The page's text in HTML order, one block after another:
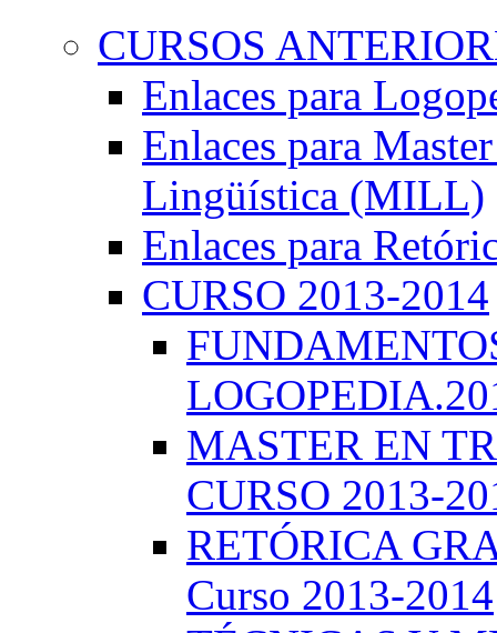
CURSOS
Enlaces para
Enlaces para
Lingüística (MILL)
Enlaces para
CURSO 2013-2014
MASTER EN
CURSO 2013-
RETÓRICA
Curso 2013-2014